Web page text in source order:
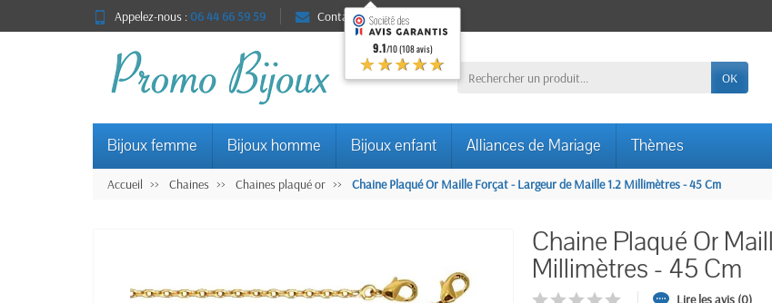
Appelez-nous : 06 44 66 59 59 Contact
OK
Bijoux femme Bijoux homme Bijoux enfant Alliances de Mariage Thèmes
Accueil Chaines Chaines plaqué or Chaine Plaqué Or Maille Forçat - Largeur de Maille 1.2 Millimètres - 45 Cm
Chaine Plaqué Or
Millimètres - 45 Cm
Lire les avis (0)
9.1/10 (108 avis)
★★★★★